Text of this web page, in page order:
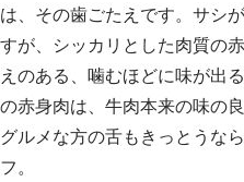
は、その歯ごたえです。サシ
すが、シッカリとした肉質の
えのある、噛むほどに味が出
の赤身肉は、牛肉本来の味の
グルメな方の舌もきっとうな
フ。